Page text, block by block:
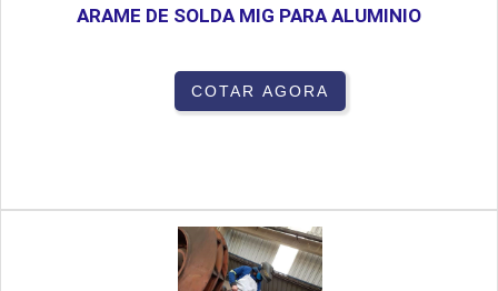
ARAME DE SOLDA MIG PARA ALUMINIO
COTAR AGORA